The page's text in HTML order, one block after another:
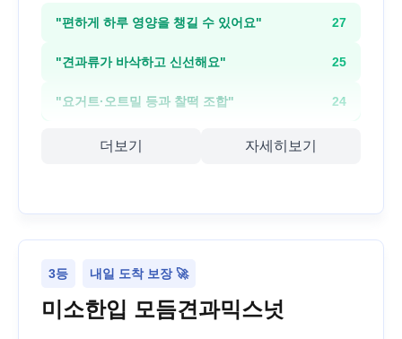
"편하게 하루 영양을 챙길 수 있어요" 27
"견과류가 바삭하고 신선해요" 25
"요거트·오트밀 등과 찰떡 조합" 24
더보기 자세히보기
3등 내일 도착 보장 🚀
미소한입 모듬견과믹스넛